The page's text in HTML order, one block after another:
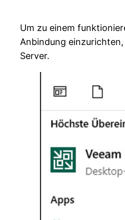
Um zu einem
Anbindung
Server.